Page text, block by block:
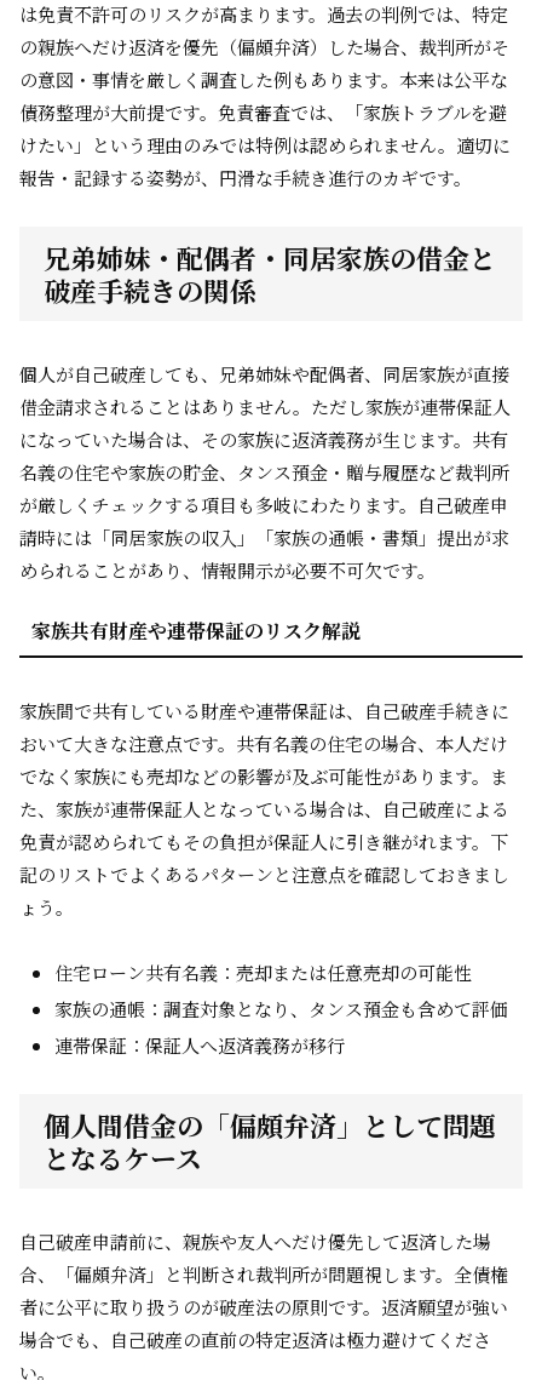
は免責不許可のリスクが高まります。過去の判例では、特定
の親族へだけ返済を優先（偏頗弁済）した場合、裁判所がそ
の意図・事情を厳しく調査した例もあります。本来は公平な
債務整理が大前提です。免責審査では、「家族トラブルを避
けたい」という理由のみでは特例は認められません。適切に
報告・記録する姿勢が、円滑な手続き進行のカギです。
兄弟姉妹・配偶者・同居家族の借金と
破産手続きの関係
個人が自己破産しても、兄弟姉妹や配偶者、同居家族が直接
借金請求されることはありません。ただし家族が連帯保証人
になっていた場合は、その家族に返済義務が生じます。共有
名義の住宅や家族の貯金、タンス預金・贈与履歴など裁判所
が厳しくチェックする項目も多岐にわたります。自己破産申
請時には「同居家族の収入」「家族の通帳・書類」提出が求
められることがあり、情報開示が必要不可欠です。
家族共有財産や連帯保証のリスク解説
家族間で共有している財産や連帯保証は、自己破産手続きに
おいて大きな注意点です。共有名義の住宅の場合、本人だけ
でなく家族にも売却などの影響が及ぶ可能性があります。ま
た、家族が連帯保証人となっている場合は、自己破産による
免責が認められてもその負担が保証人に引き継がれます。下
記のリストでよくあるパターンと注意点を確認しておきまし
ょう。
住宅ローン共有名義：売却または任意売却の可能性
家族の通帳：調査対象となり、タンス預金も含めて評価
連帯保証：保証人へ返済義務が移行
個人間借金の「偏頗弁済」として問題
となるケース
自己破産申請前に、親族や友人へだけ優先して返済した場
合、「偏頗弁済」と判断され裁判所が問題視します。全債権
者に公平に取り扱うのが破産法の原則です。返済願望が強い
場合でも、自己破産の直前の特定返済は極力避けてくださ
い。